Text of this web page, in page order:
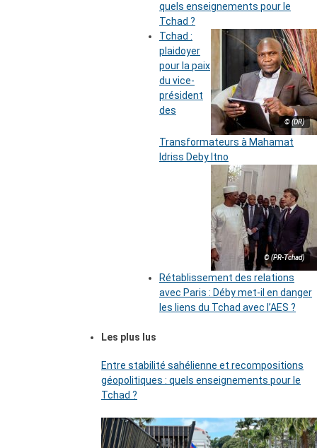
quels enseignements pour le
Tchad ?
© (DR)
Tchad :
plaidoyer
pour la paix
du vice-
président
des
Transformateurs à Mahamat
Idriss Deby Itno
© (PR-Tchad)
Rétablissement des relations
avec Paris : Déby met-il en danger
les liens du Tchad avec l’AES ?
Les plus lus
Entre stabilité sahélienne et recompositions
géopolitiques : quels enseignements pour le
Tchad ?